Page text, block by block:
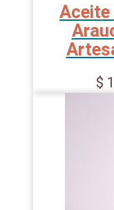
Aceite
$